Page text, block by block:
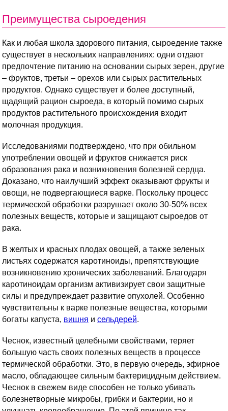
Преимущества сыроедения
Как и любая школа здорового питания, сыроедение также
существует в нескольких направлениях: одни отдают
предпочтение питанию на основании сырых зерен, другие
– фруктов, третьи – орехов или сырых растительных
продуктов. Однако существует и более доступный,
щадящий рацион сыроеда, в который помимо сырых
продуктов растительного происхождения входит
молочная продукция.
Исследованиями подтверждено, что при обильном
употреблении овощей и фруктов снижается риск
образования рака и возникновения болезней сердца.
Доказано, что наилучший эффект оказывают фрукты и
овощи, не подвергающиеся варке. Поскольку процесс
термической обработки разрушает около 30-50% всех
полезных веществ, которые и защищают сыроедов от
рака.
В желтых и красных плодах овощей, а также зеленых
листьях содержатся каротиноиды, препятствующие
возникновению хронических заболеваний. Благодаря
каротиноидам организм активизирует свои защитные
силы и предупреждает развитие опухолей. Особенно
чувствительны к варке полезные вещества, которыми
богаты капуста, вишня и сельдерей.
Чеснок, известный целебными свойствами, теряет
большую часть своих полезных веществ в процессе
термической обработки. Это, в первую очередь, эфирное
масло, обладающее сильным бактерицидным действием.
Чеснок в свежем виде способен не только убивать
болезнетворные микробы, грибки и бактерии, но и